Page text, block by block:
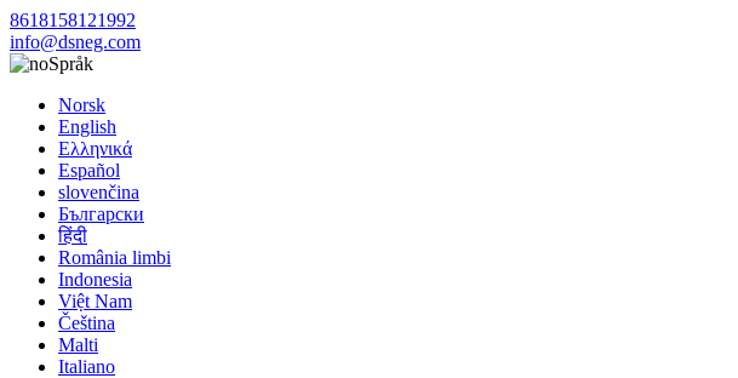
8618158121992
info@dsneg.com
Språk
Norsk
English
Ελληνικά
Español
slovenčina
Български
हिंदी
România limbi
Indonesia
Việt Nam
Čeština
Malti
Italiano